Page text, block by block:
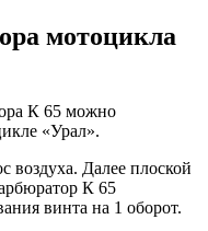
мотоцикла
К 65 можно
«Урал».
воздуха. Далее плоской
К 65
винта на 1 оборот.